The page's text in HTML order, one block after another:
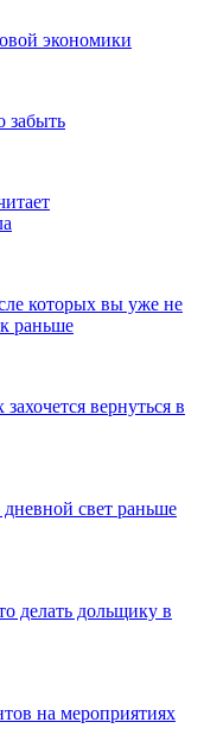
экономики
забыть
которых вы уже не
раньше
вернуться в
свет раньше
делать дольщику в
на мероприятиях